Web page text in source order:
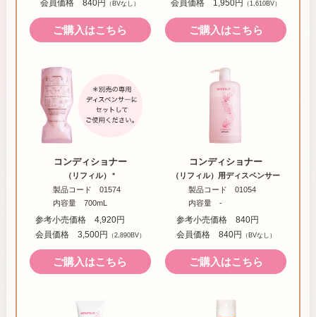
会員価格 840円
（BVなし）
ご購入はこちら
会員価格 1,950円
（1,610BV）
ご購入はこちら
コンディショナー
（リフィル） ＊
製品コード 01574
内容量 700mL
参考小売価格 4,920円
会員価格 3,500円
（2,890BV）
ご購入はこちら
コンディショナー
（リフィル）用ディスペンサー
製品コード 01054
内容量 -
参考小売価格 840円
会員価格 840円
（BVなし）
ご購入はこちら